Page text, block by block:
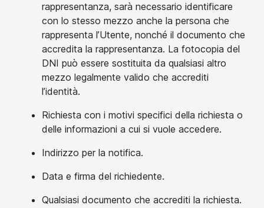
rappresentanza, sarà necessario identificare
con lo stesso mezzo anche la persona che
rappresenta l’Utente, nonché il documento che
accredita la rappresentanza. La fotocopia del
DNI può essere sostituita da qualsiasi altro
mezzo legalmente valido che accrediti
l’identità.
Richiesta con i motivi specifici della richiesta o
delle informazioni a cui si vuole accedere.
Indirizzo per la notifica.
Data e firma del richiedente.
Qualsiasi documento che accrediti la richiesta.